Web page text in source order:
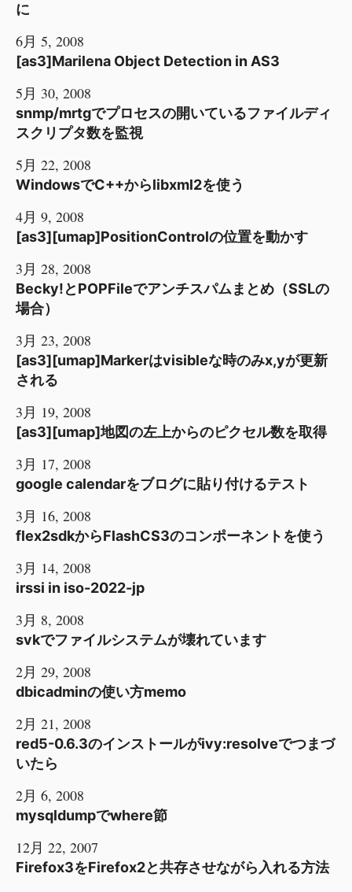
に
6月 5, 2008
[as3]Marilena Object Detection in AS3
5月 30, 2008
snmp/mrtgでプロセスの開いているファイルディ
スクリプタ数を監視
5月 22, 2008
WindowsでC++からlibxml2を使う
4月 9, 2008
[as3][umap]PositionControlの位置を動かす
3月 28, 2008
Becky!とPOPFileでアンチスパムまとめ（SSLの
場合）
3月 23, 2008
[as3][umap]Markerはvisibleな時のみx,yが更新
される
3月 19, 2008
[as3][umap]地図の左上からのピクセル数を取得
3月 17, 2008
google calendarをブログに貼り付けるテスト
3月 16, 2008
flex2sdkからFlashCS3のコンポーネントを使う
3月 14, 2008
irssi in iso-2022-jp
3月 8, 2008
svkでファイルシステムが壊れています
2月 29, 2008
dbicadminの使い方memo
2月 21, 2008
red5-0.6.3のインストールがivy:resolveでつまづ
いたら
2月 6, 2008
mysqldumpでwhere節
12月 22, 2007
Firefox3をFirefox2と共存させながら入れる方法